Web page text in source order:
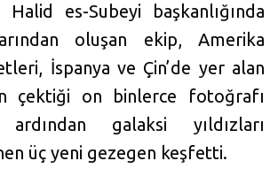
es-Subeyi başkanlığında
oluşan ekip, Amerika
İspanya ve Çin’de yer alan
çektiği on binlerce fotoğrafı
ardından galaksi yıldızları
üç yeni gezegen keşfetti.